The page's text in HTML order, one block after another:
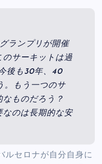
ランプリが開催
のサーキットは過
後も30年、40
。もう一つのサ
ものだろう？
なのは長期的な安
ルセロナが自分自身に